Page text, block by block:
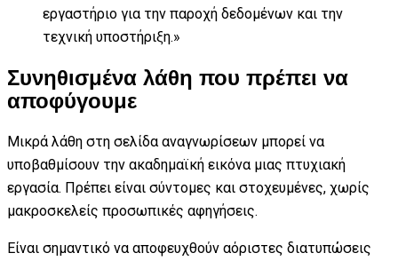
εργαστήριο για την παροχή δεδομένων και την
τεχνική υποστήριξη.»
Συνηθισμένα λάθη που πρέπει να
αποφύγουμε
Μικρά λάθη στη σελίδα αναγνωρίσεων μπορεί να
υποβαθμίσουν την ακαδημαϊκή εικόνα μιας πτυχιακή
εργασία. Πρέπει είναι σύντομες και στοχευμένες, χωρίς
μακροσκελείς προσωπικές αφηγήσεις.
Είναι σημαντικό να αποφευχθούν αόριστες διατυπώσεις